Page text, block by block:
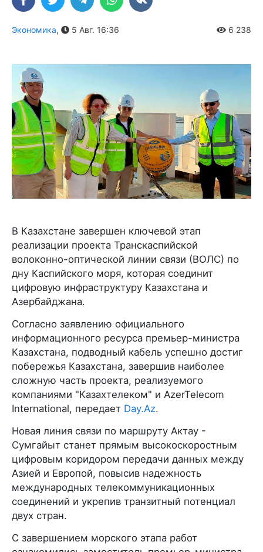
Экономика, 5 Авг. 16:36 6 238
В Казахстане завершен ключевой этап
реализации проекта Транскаспийской
волоконно-оптической линии связи (ВОЛС) по
дну Каспийского моря, которая соединит
цифровую инфраструктуру Казахстана и
Азербайджана.
Согласно заявлению официального
информационного ресурса премьер-министра
Казахстана, подводный кабель успешно достиг
побережья Казахстана, завершив наиболее
сложную часть проекта, реализуемого
компаниями "Казахтелеком" и AzerTelecom
International, передает Day.Az.
Новая линия связи по маршруту Актау -
Сумгайыт станет прямым высокоскоростным
цифровым коридором передачи данных между
Азией и Европой, повысив надежность
международных телекоммуникационных
соединений и укрепив транзитный потенциал
двух стран.
С завершением морского этапа работ